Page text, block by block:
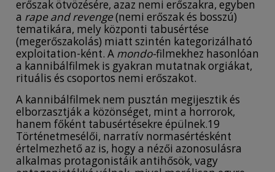
erőszak ötvözésére, azaz nemi erőszakra, egyben
a rape and revenge(nemi erőszak és bosszú)
tematikára, mely központi tabusértése
(megerőszakolás) miatt szintén kategorizálható
exploitation-ként. A mondo-filmekhez hasonlóan
a kannibálfilmek is gyakran mutatnak orgiákat,
rituális és csoportos nemi erőszakot.
A kannibálfilmek nem pusztán megijesztik és
elborzasztják a közönséget, mint a horrorok,
hanem főként tabusértésekre épülnek.19
Történetmesélői, narratív normasértésként
értelmezhető az is, hogy a nézői azonosulásra
alkalmas protagonistáik antihősök, vagy